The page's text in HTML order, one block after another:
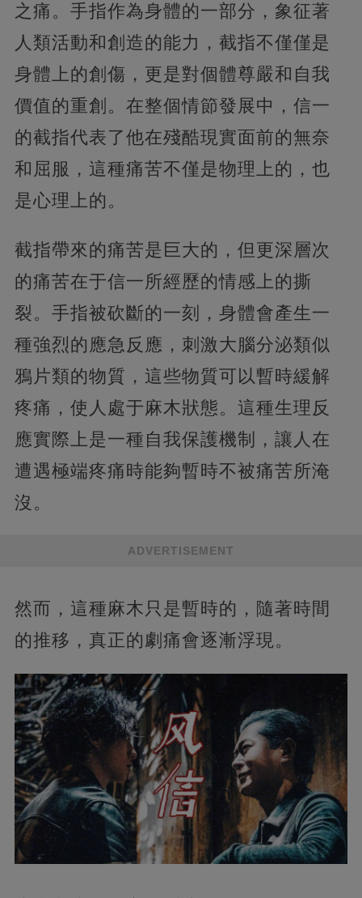
之痛。手指作為身體的一部分，象征著
人類活動和創造的能力，截指不僅僅是
身體上的創傷，更是對個體尊嚴和自我
價值的重創。在整個情節發展中，信一
的截指代表了他在殘酷現實面前的無奈
和屈服，這種痛苦不僅是物理上的，也
是心理上的。
截指帶來的痛苦是巨大的，但更深層次
的痛苦在于信一所經歷的情感上的撕
裂。手指被砍斷的一刻，身體會產生一
種強烈的應急反應，刺激大腦分泌類似
鴉片類的物質，這些物質可以暫時緩解
疼痛，使人處于麻木狀態。這種生理反
應實際上是一種自我保護機制，讓人在
遭遇極端疼痛時能夠暫時不被痛苦所淹
沒。
ADVERTISEMENT
然而，這種麻木只是暫時的，隨著時間
的推移，真正的劇痛會逐漸浮現。